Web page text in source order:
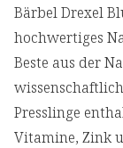
Bärbel Drexel
hochwertiges
Beste aus der
Presslinge
Vitamine, Zink